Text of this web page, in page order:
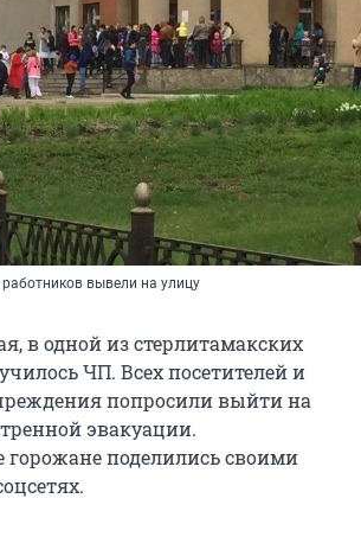
вывели на улицу
в одной из стерлитамакских
ЧП. Всех посетителей и
попросили выйти на
эвакуации.
поделились своими